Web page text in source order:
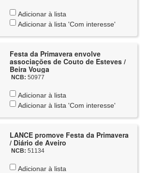
Adicionar à lista
Adicionar à lista 'Com interesse'
Festa da Primavera envolve
associações de Couto de Esteves /
Beira Vouga
NCB: 50977
Adicionar à lista
Adicionar à lista 'Com interesse'
LANCE promove Festa da Primavera
/ Diário de Aveiro
NCB: 51134
Adicionar à lista